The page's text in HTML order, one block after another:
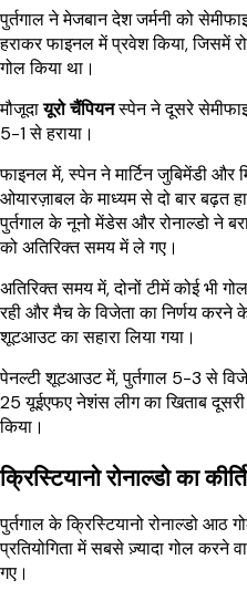
पुर्तगाल ने मेजबान देश जर्मनी को
हराकर फाइनल में प्रवेश किया, जिसमें
गोल किया था।
मौजूदायूरो चैंपियनस्पेन ने दूसरे
5-1 से हराया।
फाइनल में, स्पेन ने मार्टिन जुबिमेंडी और
ओयारज़ाबल के माध्यम से दो बार बढ़त
पुर्तगाल के नूनो मेंडेस और रोनाल्डो ने
को अतिरिक्त समय में ले गए।
अतिरिक्त समय में, दोनों टीमें कोई भी
रही और मैच के विजेता का निर्णय करने
शूटआउट का सहारा लिया गया।
पेनल्टी शूटआउट में, पुर्तगाल 5-3 से
25 यूईएफए नेशंस लीग का खिताब दूसरी
किया।
क्रिस्टियानो रोनाल्डो का
पुर्तगाल के क्रिस्टियानो रोनाल्डो आठ
प्रतियोगिता में सबसे ज़्यादा गोल करने
गए।